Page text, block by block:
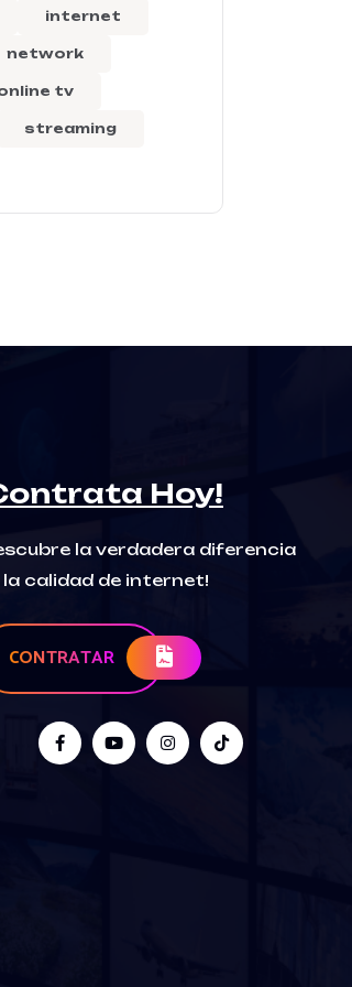
internet
network
tv
streaming
Hoy!
la verdadera diferencia
la calidad de internet!
CONTRATAR